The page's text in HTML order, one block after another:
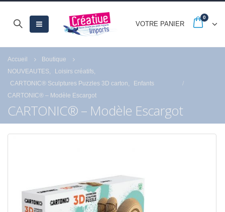
VOTRE PANIER
0
Accueil
Boutique
NOUVEAUTES
Loisirs créatifs
CARTONIC® Sculptures Puzzles 3D carton
Enfants
CARTONIC® – Modèle Escargot
CARTONIC® – Modèle Escargot